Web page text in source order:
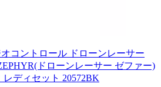
コントロール ドローンレーサー
ドローンレーサー ゼファー)
ディセット 20572BK